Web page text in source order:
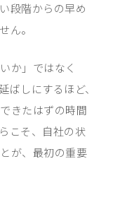
段階からの早め
ん。
か」ではなく
ばしにするほど、
きたはずの時間
こそ、自社の状
が、最初の重要